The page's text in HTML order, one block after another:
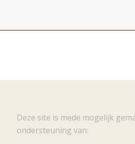
Deze site is mede mogelijk
ondersteuning van: